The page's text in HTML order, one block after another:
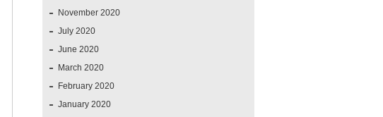
November 2020
July 2020
June 2020
March 2020
February 2020
January 2020